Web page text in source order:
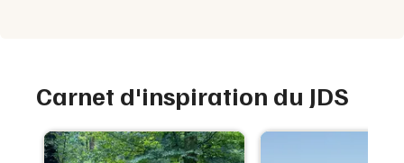
Carnet d'inspiration du JDS